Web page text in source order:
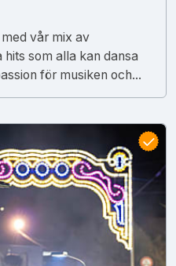
vår mix av
som alla kan dansa
för musiken och...